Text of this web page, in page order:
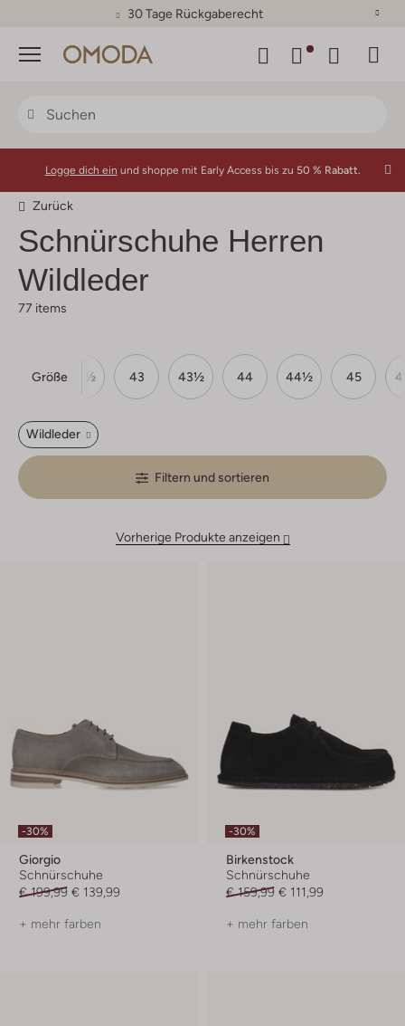
30 Tage Rückgaberecht
Menü
Logge dich ein und shoppe mit Early Access bis zu 50 % Rabatt.
Zurück
Schnürschuhe Herren
Wildleder
77 items
Größe
42 42½ 43 43½ 44 44½ 45
Wildleder
Filtern und sortieren
Vorherige Produkte anzeigen
-30%
Giorgio
Schnürschuhe
€ 199,99 € 139,99
+ mehr farben
-30%
Birkenstock
Schnürschuhe
€ 159,99 € 111,99
+ mehr farben